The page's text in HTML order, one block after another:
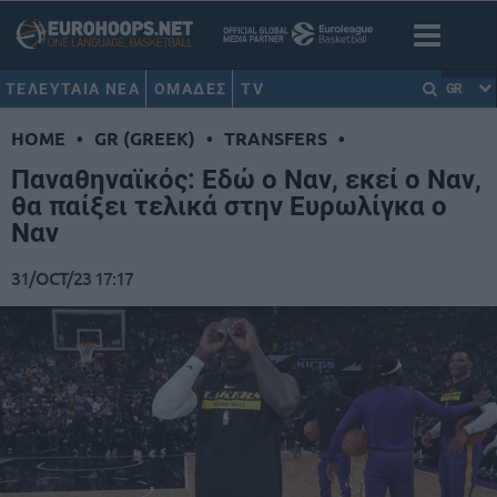
ΤΕΛΕΥΤΑΙΑ ΝΕΑ ΟΜΑΔΕΣ TV GR
HOME • GR (GREEK) • TRANSFERS •
Παναθηναϊκός: Εδώ ο Ναν, εκεί ο Ναν,
θα παίξει τελικά στην Ευρωλίγκα ο
Ναν
31/OCT/23 17:17